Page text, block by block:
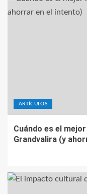
ARTÍCULOS
Cuándo es el
Grandvalira (y